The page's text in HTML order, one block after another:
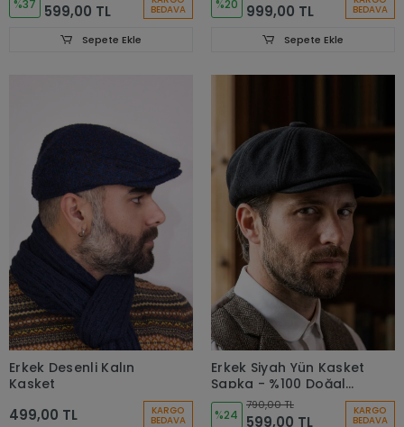
%37 599,00 TL BEDAVA
Sepete Ekle
%20 999,00 TL BEDAVA
Sepete Ekle
Erkek Desenli Kalın
Kasket
499,00 TL KARGO
BEDAVA
Erkek Siyah Yün Kasket
Şapka - %100 Doğal
Yün Kalitesi
%24
790,00 TL
599,00 TL
KARGO
BEDAVA